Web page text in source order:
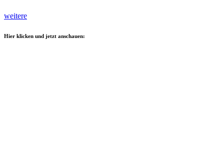
weitere
Hier klicken und jetzt anschauen: